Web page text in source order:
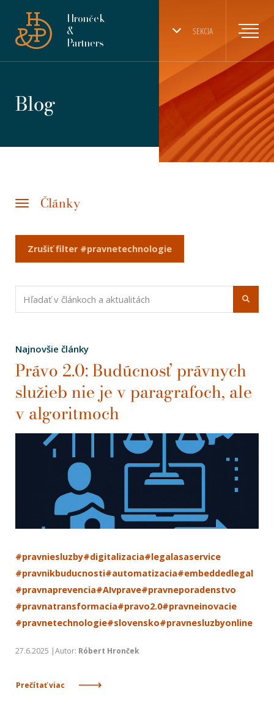
SEKCIA
Hronček
&
Partners
Blog
Články
Zrušiť filter #pravnetechnologie
Najnovšie články
Právo 2.0: Budúcnosť právnych
služieb nie je v paragrafoch, ale
v algoritmoch
#pravniesluzby#digitalizacia#legalasaservice
#pravnikbuducnosti#automatizacia#embeddedlegal
#pravnaprevencia#AIvprave#pravneporadenstvo
#pravnatransformacia#pravo2.0#pravneinovacie
#pravnetechnologie#slovensko#pravnesluzbyonline
27.6.2025 |Autor: Róbert Hronček
Prečítať viac